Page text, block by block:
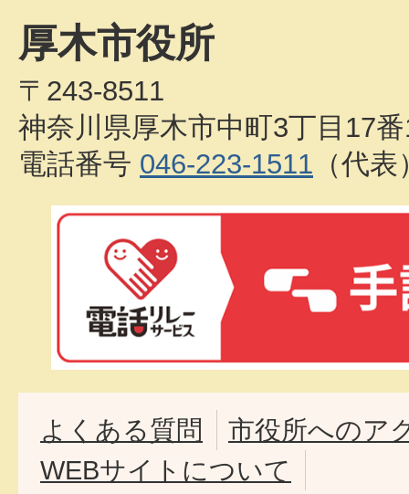
厚木市役所
〒243-8511
神奈川県厚木市中町3丁目17
電話番号 046-223-1511 （代表
よくある質問
市役所へのア
WEBサイトについて